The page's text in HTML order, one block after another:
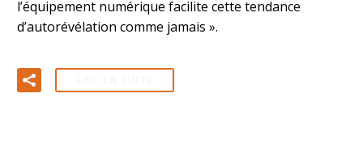
l’équipement numérique facilite cette tendance
d’autorévélation comme jamais ».